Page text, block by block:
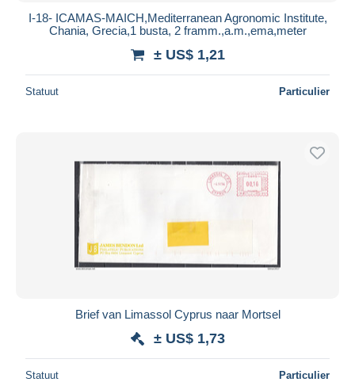
I-18- ICAMAS-MAICH,Mediterranean Agronomic Institute,
Chania, Grecia,1 busta, 2 framm.,a.m.,ema,meter
± US$ 1,21
Statuut Particulier
Brief van Limassol Cyprus naar Mortsel
± US$ 1,73
Statuut Particulier